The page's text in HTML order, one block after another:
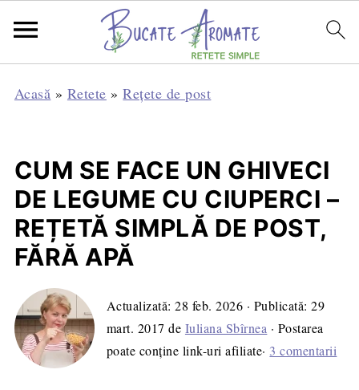
Acasă » Retete »Rețete de post
CUM SE FACE UN GHIVECI
DE LEGUME CU CIUPERCI –
REȚETĂ SIMPLĂ DE POST,
FĂRĂ APĂ
Actualizată:28 feb. 2026 · Publicată:29
mart. 2017 de Iuliana Sbîrnea · Postarea
poate conține link-uri afiliate· 3 comentarii